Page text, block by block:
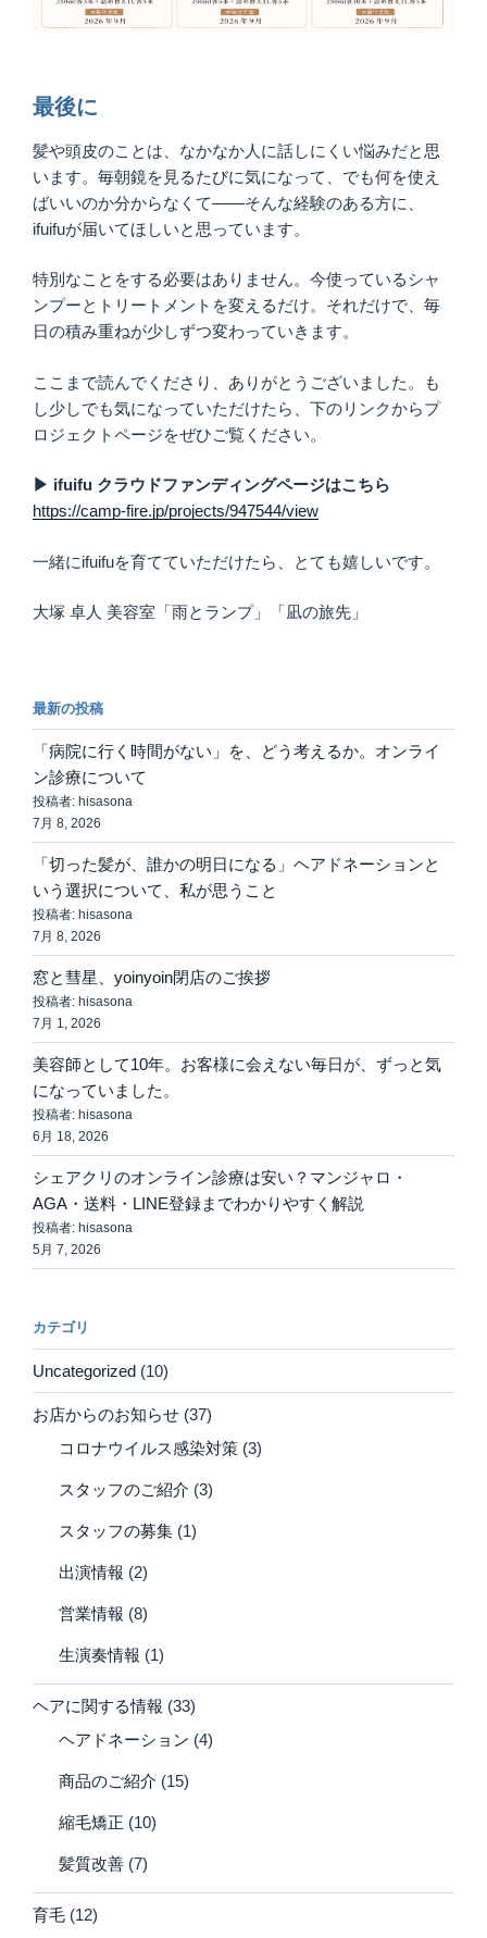
最後に
髪や頭皮のことは、なかなか人に話しにくい悩みだと思
います。毎朝鏡を見るたびに気になって、でも何を使え
ばいいのか分からなくて——そんな経験のある方に、
ifuifuが届いてほしいと思っています。
特別なことをする必要はありません。今使っているシャ
ンプーとトリートメントを変えるだけ。それだけで、毎
日の積み重ねが少しずつ変わっていきます。
ここまで読んでくださり、ありがとうございました。も
し少しでも気になっていただけたら、下のリンクからプ
ロジェクトページをぜひご覧ください。
▶ ifuifu クラウドファンディングページはこちら
https://camp-fire.jp/projects/947544/view
一緒にifuifuを育てていただけたら、とても嬉しいです。
大塚 卓人 美容室「雨とランプ」「凪の旅先」
最新の投稿
「病院に行く時間がない」を、どう考えるか。オンライ
ン診療について
投稿者: hisasona
7月 8, 2026
「切った髪が、誰かの明日になる」ヘアドネーションと
いう選択について、私が思うこと
投稿者: hisasona
7月 8, 2026
窓と彗星、yoinyoin閉店のご挨拶
投稿者: hisasona
7月 1, 2026
美容師として10年。お客様に会えない毎日が、ずっと気
になっていました。
投稿者: hisasona
6月 18, 2026
シェアクリのオンライン診療は安い？マンジャロ・
AGA・送料・LINE登録までわかりやすく解説
投稿者: hisasona
5月 7, 2026
カテゴリ
Uncategorized (10)
お店からのお知らせ (37)
コロナウイルス感染対策 (3)
スタッフのご紹介 (3)
スタッフの募集 (1)
出演情報 (2)
営業情報 (8)
生演奏情報 (1)
ヘアに関する情報 (33)
ヘアドネーション (4)
商品のご紹介 (15)
縮毛矯正 (10)
髪質改善 (7)
育毛 (12)